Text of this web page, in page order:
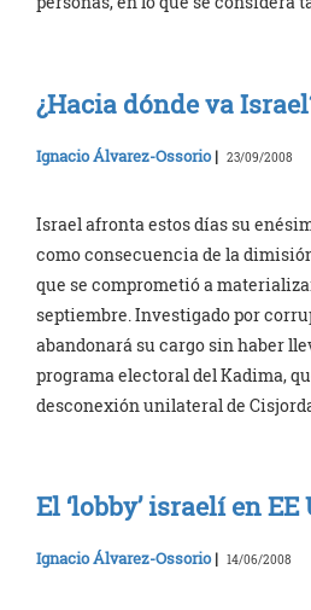
¿Hacia dónde va
Ignacio Álvarez-Ossorio| 23/09/2008
Israel afronta estos días su
como consecuencia de la
que se comprometió a
septiembre. Investigado por
abandonará su cargo sin haber
programa electoral del Kadima,
desconexión unilateral de
El ‘lobby’ israelí en EE
Ignacio Álvarez-Ossorio| 14/06/2008